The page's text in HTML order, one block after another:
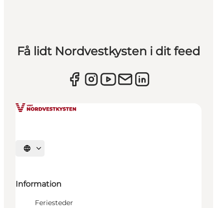
Få lidt Nordvestkysten i dit feed
Vælg sprog
Information
Feriesteder